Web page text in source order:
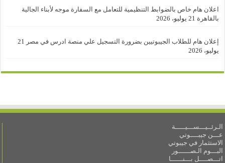
اعلان هام خاص بالضوابط التنظيمية للتعامل مع السفارة موجه لأبناء الجالية
بالقاهرة 21 يوليو، 2026
إعلان هام للطلاب الجيبوتيين بضرورة التسجيل علي منصة ادرس في مصر
21
يوليو، 2026
الـرئــيـــســـيـــــة
عـــن جيبــــوتي
الاستثمار في جيبوتي
البـــوم الـصــــــور
اتـــصــــل بـــنــــــا